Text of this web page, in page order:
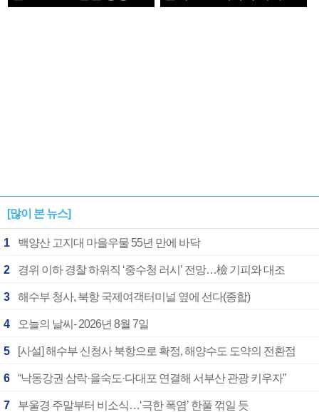
1182개팀 전수조사
확정
[많이 본 뉴스]
1 백양산 고지대 마을우물 55년 만에 바닥
2 경위 이하 경찰 하위직 ‘중수청 러시’ 전망…檢 기피와 대조
3 해수부 청사, 북항 국제여객터미널 옆에 선다(종합)
4 오늘의 날씨- 2026년 8월 7일
5 [사설] 해수부 신청사 북항으로 확정, 해양수도 도약의 전환점
6 “낙동강권 삼락·을숙도·다대포 연결해 서부산 관광 키우자”
7 부울경 주말부터 비소식…‘극한 폭염’ 한풀 꺾일 듯